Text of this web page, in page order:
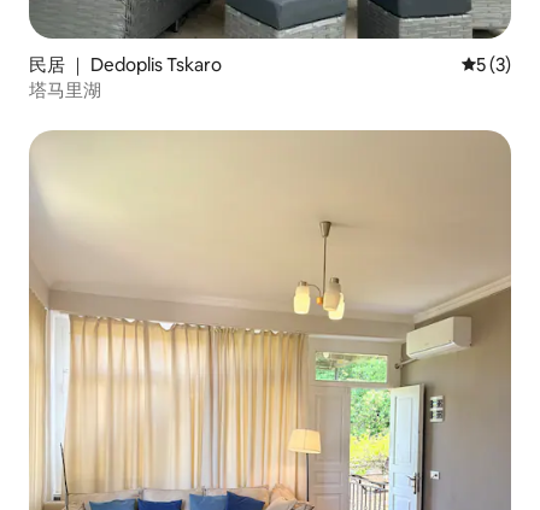
民居 ｜ Dedoplis Tskaro 平均评分
5 (3)
塔马里湖